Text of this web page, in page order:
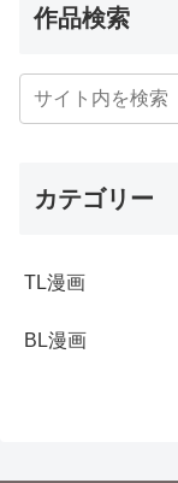
作品検索
カテゴリー
TL漫画
BL漫画